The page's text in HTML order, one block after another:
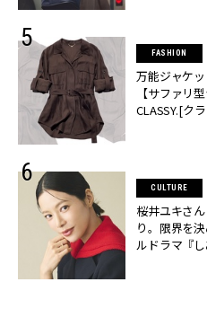
FASHION
万能ジャケ
【サファリ
CLASSY.[ク
CULTURE
桜井ユキさ
り。限界を
ルドラマ『